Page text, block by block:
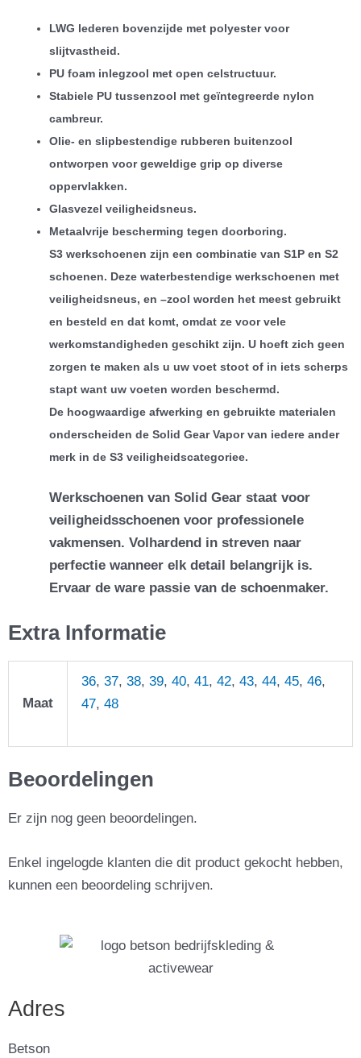
LWG lederen bovenzijde met polyester voor
slijtvastheid.
PU foam inlegzool met open celstructuur.
Stabiele PU tussenzool met geïntegreerde nylon
cambreur.
Olie- en slipbestendige rubberen buitenzool
ontworpen voor geweldige grip op diverse
oppervlakken.
Glasvezel veiligheidsneus.
Metaalvrije bescherming tegen doorboring.
S3 werkschoenen zijn een combinatie van S1P en S2
schoenen. Deze waterbestendige werkschoenen met
veiligheidsneus, en –zool worden het meest gebruikt
en besteld en dat komt, omdat ze voor vele
werkomstandigheden geschikt zijn. U hoeft zich geen
zorgen te maken als u uw voet stoot of in iets scherps
stapt want uw voeten worden beschermd.
De hoogwaardige afwerking en gebruikte materialen
onderscheiden de Solid Gear Vapor van iedere ander
merk in de S3 veiligheidscategoriee.
Werkschoenen van Solid Gear staat voor
veiligheidsschoenen voor professionele
vakmensen. Volhardend in streven naar
perfectie wanneer elk detail belangrijk is.
Ervaar de ware passie van de schoenmaker.
Extra Informatie
Maat
36, 37, 38, 39, 40, 41, 42, 43, 44, 45, 46,
47, 48
Beoordelingen
Er zijn nog geen beoordelingen.
Enkel ingelogde klanten die dit product gekocht hebben,
kunnen een beoordeling schrijven.
Adres
Betson